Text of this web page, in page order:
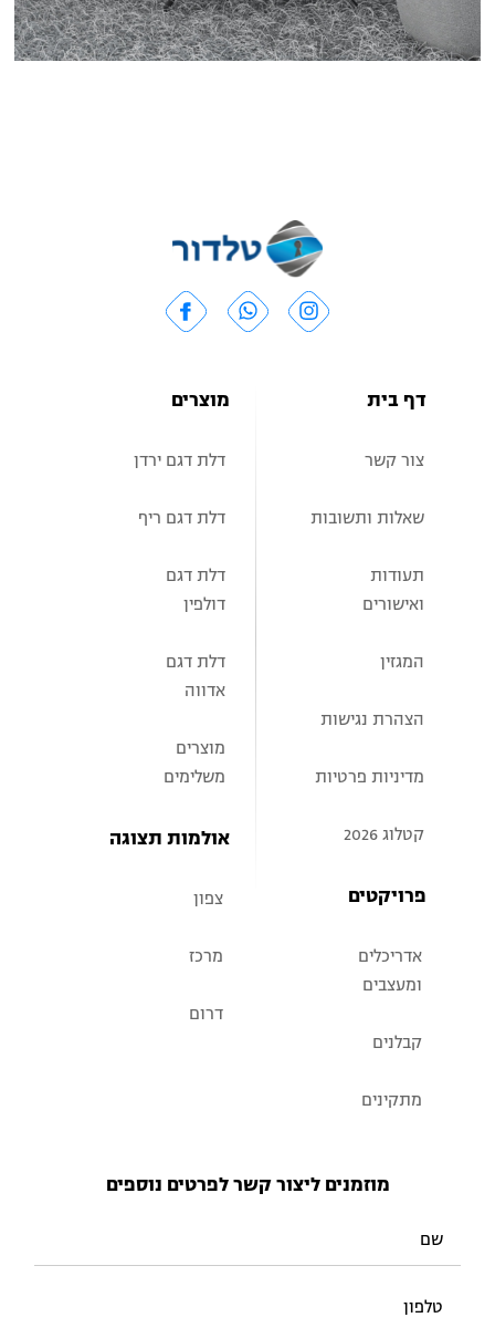
דף בית
צור קשר
שאלות ותשובות
תעודות
ואישורים
המגזין
הצהרת נגישות
מדיניות פרטיות
קטלוג 2026
פרויקטים
אדריכלים
ומעצבים
קבלנים
מתקינים
מוצרים
דלת דגם ירדן
דלת דגם ריף
דלת דגם
דולפין
דלת דגם
אדווה
מוצרים
משלימים
אולמות תצוגה
צפון
מרכז
דרום
מוזמנים ליצור קשר לפרטים נוספים